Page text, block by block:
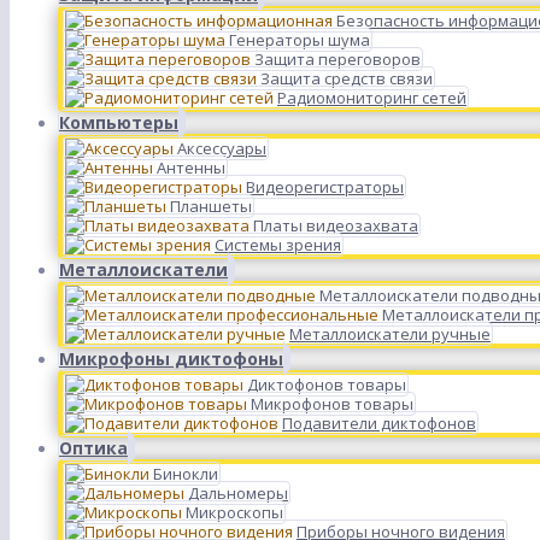
Безопасность
Генераторы шума
Защита переговоров
Защита средств связи
Радиомониторинг сетей
Компьютеры
Аксессуары
Антенны
Видеорегистраторы
Планшеты
Платы видеозахвата
Системы зрения
Металлоискатели
Металлоискатели
Металлоискатели
Металлоискатели ручные
Микрофоны диктофоны
Диктофонов товары
Микрофонов товары
Подавители диктофонов
Оптика
Бинокли
Дальномеры
Микроскопы
Приборы ночного видения